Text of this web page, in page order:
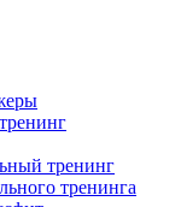
тренинг
тренинга